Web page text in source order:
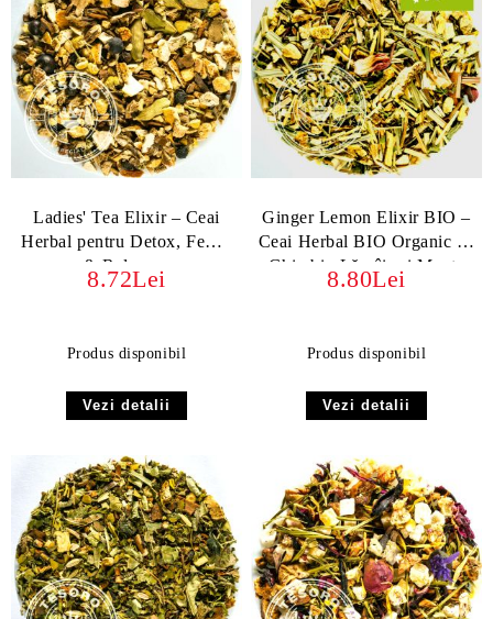
Ladies' Tea Elixir – Ceai
Herbal pentru Detox, Femei
& Relaxare
8.72Lei
Produs disponibil
Vezi detalii
Ginger Lemon Elixir BIO –
Ceai Herbal BIO Organic cu
Ghimbir, Lămâie și Menta
8.80Lei
Produs disponibil
Vezi detalii